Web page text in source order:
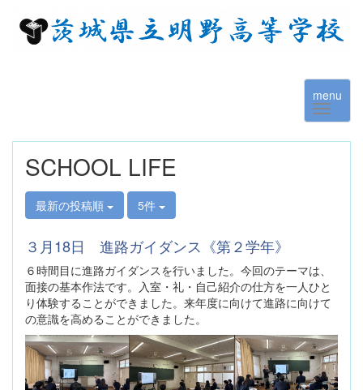
menu
SCHOOL LIFE
最新の投稿順 5件
３月18日 進路ガイダンス《第２学年》
６時間目に進路ガイダンスを行いました。今回のテーマは、
面接の基本作法です。入室・礼・自己紹介の仕方を一人ひと
り体験することができました。来年度に向けて進路に向けて
の意識を高めることができました。